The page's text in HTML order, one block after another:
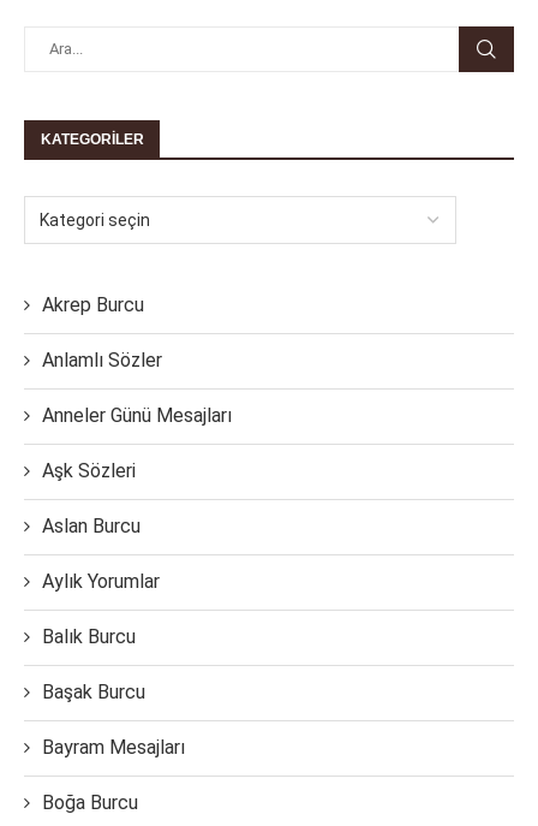
KATEGORILER
Akrep Burcu
Anlamlı Sözler
Anneler Günü Mesajları
Aşk Sözleri
Aslan Burcu
Aylık Yorumlar
Balık Burcu
Başak Burcu
Bayram Mesajları
Boğa Burcu